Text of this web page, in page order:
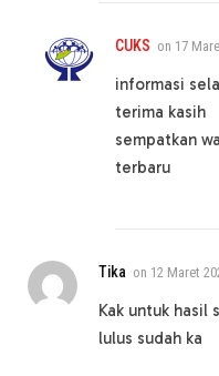
CUKS on 17
informasi
terima kasih
sempatkan
terbaru
Tika on 12 Maret
Kak untuk hasil
lulus sudah ka